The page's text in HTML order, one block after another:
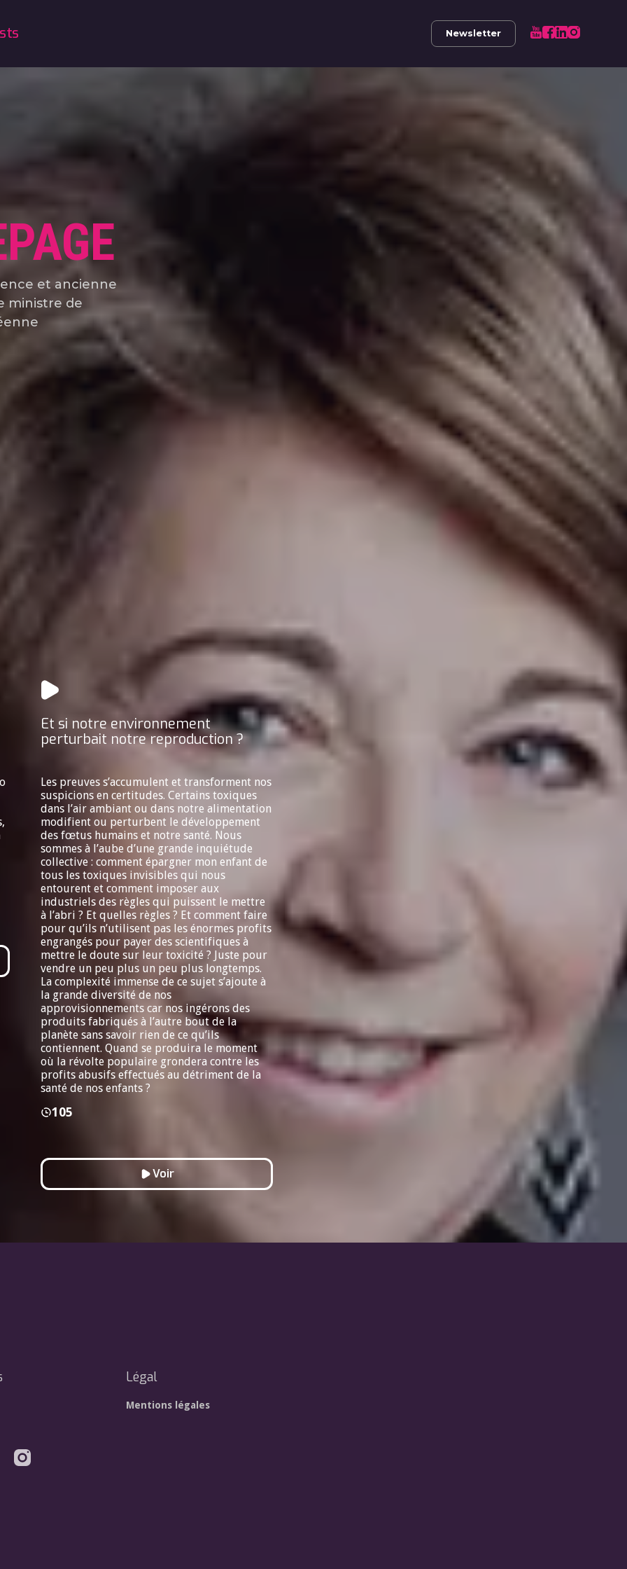
Newsletter
et ancienne
ministre de
Et si notre environnement
perturbait notre reproduction ?
Les preuves s’accumulent et transforment nos
suspicions en certitudes. Certains toxiques
dans l’air ambiant ou dans notre alimentation
modifient ou perturbent le développement
des fœtus humains et notre santé. Nous
sommes à l’aube d’une grande inquiétude
collective : comment épargner mon enfant de
tous les toxiques invisibles qui nous
entourent et comment imposer aux
industriels des règles qui puissent le mettre
à l’abri ? Et quelles règles ? Et comment faire
pour qu’ils n’utilisent pas les énormes profits
engrangés pour payer des scientifiques à
mettre le doute sur leur toxicité ? Juste pour
vendre un peu plus un peu plus longtemps.
La complexité immense de ce sujet s’ajoute à
la grande diversité de nos
approvisionnements car nos ingérons des
produits fabriqués à l’autre bout de la
planète sans savoir rien de ce qu’ils
contiennent. Quand se produira le moment
où la révolte populaire grondera contre les
profits abusifs effectués au détriment de la
santé de nos enfants ?
105
Voir
Légal
Mentions légales